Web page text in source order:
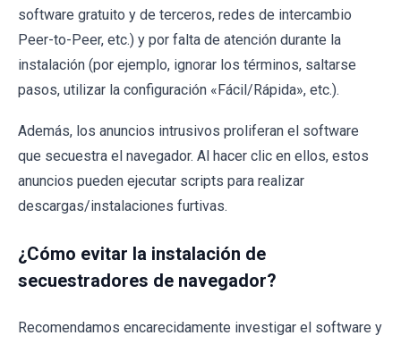
software gratuito y de terceros, redes de intercambio
Peer-to-Peer, etc.) y por falta de atención durante la
instalación (por ejemplo, ignorar los términos, saltarse
pasos, utilizar la configuración «Fácil/Rápida», etc.).
Además, los anuncios intrusivos proliferan el software
que secuestra el navegador. Al hacer clic en ellos, estos
anuncios pueden ejecutar scripts para realizar
descargas/instalaciones furtivas.
¿Cómo evitar la instalación de
secuestradores de navegador?
Recomendamos encarecidamente investigar el software y